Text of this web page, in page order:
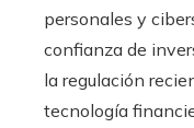
personales y
confianza de
la regulación
tecnología